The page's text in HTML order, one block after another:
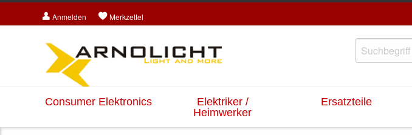
Anmelden Merkzettel
Consumer Elektronics
Elektriker /
Heimwerker
Ersatzteile